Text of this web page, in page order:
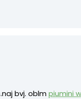
bvj. oblmpiumini